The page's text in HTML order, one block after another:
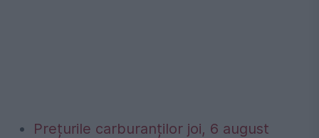
Prețurile carburanților joi, 6 august